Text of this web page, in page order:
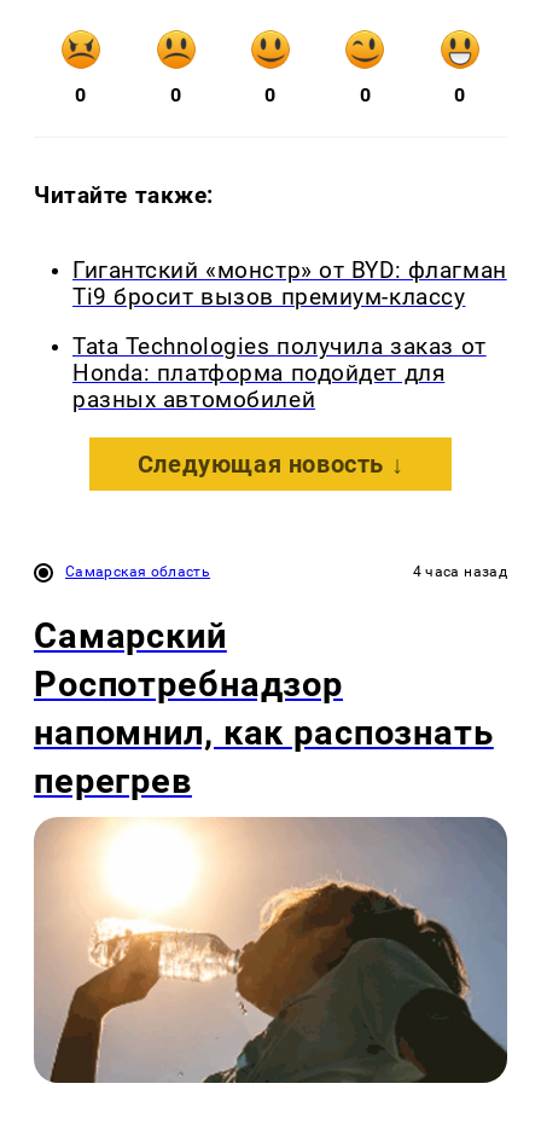
0 0 0 0 0
Читайте также:
Гигантский «монстр» от BYD: флагман
Ti9 бросит вызов премиум-классу
Tata Technologies получила заказ от
Honda: платформа подойдет для
разных автомобилей
Следующая новость ↓
Самарская область 4 часа назад
Самарский
Роспотребнадзор
напомнил, как распознать
перегрев